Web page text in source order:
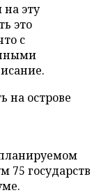
на эту
это
с
на острове
75 государств